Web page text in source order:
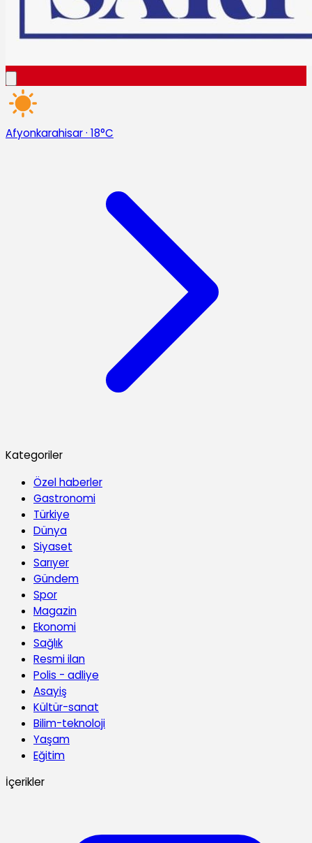
Afyonkarahisar· 18°C
Kategoriler
Özel haberler
Gastronomi
Türkiye
Dünya
Siyaset
Sarıyer
Gündem
Spor
Magazin
Ekonomi
Sağlık
Resmi ilan
Polis - adliye
Asayiş
Kültür-sanat
Bilim-teknoloji
Yaşam
Eğitim
İçerikler